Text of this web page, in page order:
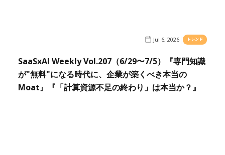
Jul 6, 2026 トレンド
SaaSxAI Weekly Vol.207（6/29〜7/5）『専門知識
が"無料"になる時代に、企業が築くべき本当の
Moat』『「計算資源不足の終わり」は本当か？』